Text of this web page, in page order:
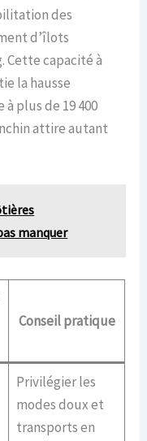
des
d’îlots
Cette capacité à
la hausse
plus de 19 400
attire autant
manquer
Conseil pratique
Privilégier les
modes doux et
transports en